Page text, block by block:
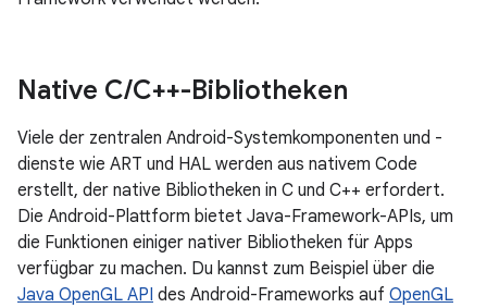
Native C/C++-Bibliotheken
Viele der zentralen Android-Systemkomponenten und -
dienste wie ART und HAL werden aus nativem Code
erstellt, der native Bibliotheken in C und C++ erfordert.
Die Android-Plattform bietet Java-Framework-APIs, um
die Funktionen einiger nativer Bibliotheken für Apps
verfügbar zu machen. Du kannst zum Beispiel über die
Java OpenGL API des Android-Frameworks auf OpenGL